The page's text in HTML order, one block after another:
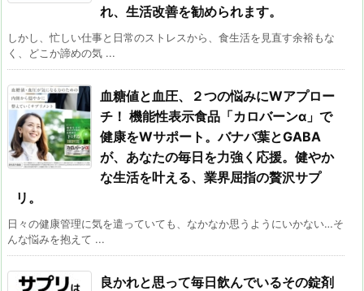
れ、生活改善を勧められます。
しかし、忙しい仕事と日常のストレスから、食生活を見直す余裕もな
く、どこか諦めの気 ...
血糖値と血圧、２つの悩みにWアプロー
チ！ 機能性表示食品「カロバーンα」で
健康をWサポート。バナバ葉とGABA
が、あなたの毎日を力強く応援。健やか
な生活を叶える、業界屈指の贅沢サプ
リ。
日々の健康管理に気を遣っていても、なかなか思うようにいかない…そ
んな悩みを抱えて ...
良かれと思って毎日飲んでいるその錠剤